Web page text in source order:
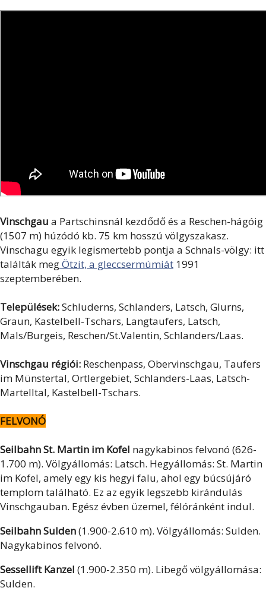
Vinschgau a Partschinsnál kezdődő és a Reschen-hágóig
(1507 m) húzódó kb. 75 km hosszú völgyszakasz.
Vinschagu egyik legismertebb pontja a Schnals-völgy: itt
találták megÖtzit, a gleccsermúmiát 1991
szeptemberében.
Települések:Schluderns, Schlanders, Latsch, Glurns,
Graun, Kastelbell-Tschars, Langtaufers, Latsch,
Mals/Burgeis, Reschen/St.Valentin, Schlanders/Laas.
Vinschgau régiói: Reschenpass, Obervinschgau, Taufers
im Münstertal, Ortlergebiet, Schlanders-Laas, Latsch-
Martelltal, Kastelbell-Tschars.
FELVONÓ
Seilbahn St. Martin im Kofel nagykabinos felvonó (626-
1.700 m). Völgyállomás: Latsch. Hegyállomás: St. Martin
im Kofel, amely egy kis hegyi falu, ahol egy búcsújáró
templom található. Ez az egyik legszebb kirándulás
Vinschgauban. Egész évben üzemel, félóránként indul.
Seilbahn Sulden(1.900-2.610 m). Völgyállomás: Sulden.
Nagykabinos felvonó.
Sessellift Kanzel (1.900-2.350 m). Libegő völgyállomása:
Sulden.